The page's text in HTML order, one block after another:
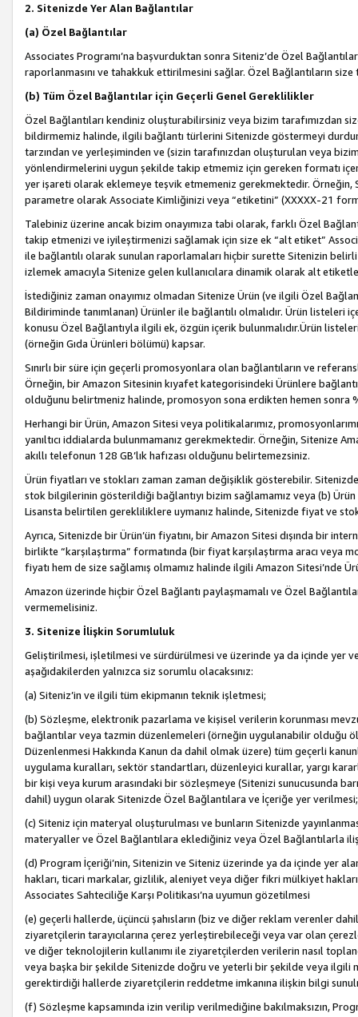
2. Sitenizde Yer Alan Bağlantılar
(a) Özel Bağlantılar
Associates Programı’na başvurduktan sonra Siteniz’de Özel
raporlanmasını ve tahakkuk ettirilmesini sağlar. Özel Bağlantıların
(b) Tüm Özel Bağlantılar için Geçerli Genel Gereklilikler
Özel Bağlantıları kendiniz oluşturabilirsiniz veya bizim tarafımızdan
bildirmemiz halinde, ilgili bağlantı türlerini Sitenizde göstermeyi
tarzından ve yerleşiminden ve (sizin tarafınızdan oluşturulan veya
yönlendirmelerini uygun şekilde takip etmemiz için gereken formatı
yer işareti olarak eklemeye teşvik etmemeniz gerekmektedir. Örneğin,
parametre olarak Associate Kimliğinizi veya “etiketini” (XXXXX-21
Talebiniz üzerine ancak bizim onayımıza tabi olarak, farklı Özel
takip etmenizi ve iyileştirmenizi sağlamak için size ek “alt etiket”
ile bağlantılı olarak sunulan raporlamaları hiçbir surette Sitenizin belirli
izlemek amacıyla Sitenize gelen kullanıcılara dinamik olarak alt
İstediğiniz zaman onayımız olmadan Sitenize Ürün (ve ilgili Özel
Bildiriminde tanımlanan) Ürünler ile bağlantılı olmalıdır. Ürün listeleri
konusu Özel Bağlantıyla ilgili ek, özgün içerik bulunmalıdır.Ürün
(örneğin Gıda Ürünleri bölümü) kapsar.
Sınırlı bir süre için geçerli promosyonlara olan bağlantıların ve
Örneğin, bir Amazon Sitesinin kıyafet kategorisindeki Ürünlere
olduğunu belirtmeniz halinde, promosyon sona erdikten hemen sonra
Herhangi bir Ürün, Amazon Sitesi veya politikalarımız,
yanıltıcı iddialarda bulunmamanız gerekmektedir. Örneğin, Sitenize
akıllı telefonun 128 GB’lık hafızası olduğunu belirtemezsiniz.
Ürün fiyatları ve stokları zaman zaman değişiklik gösterebilir.
stok bilgilerinin gösterildiği bağlantıyı bizim sağlamamız veya (b)
Lisansta belirtilen gerekliliklere uymanız halinde, Sitenizde fiyat ve
Ayrıca, Sitenizde bir Ürün’ün fiyatını, bir Amazon Sitesi dışında bir
birlikte “karşılaştırma” formatında (bir fiyat karşılaştırma aracı veya
fiyatı hem de size sağlamış olmamız halinde ilgili Amazon Sitesi’nde
Amazon üzerinde hiçbir Özel Bağlantı paylaşmamalı ve Özel
vermemelisiniz.
3. Sitenize İlişkin Sorumluluk
Geliştirilmesi, işletilmesi ve sürdürülmesi ve üzerinde ya da içinde yer
aşağıdakilerden yalnızca siz sorumlu olacaksınız:
(a) Siteniz’in ve ilgili tüm ekipmanın teknik işletmesi;
(b) Sözleşme, elektronik pazarlama ve kişisel verilerin korunması
bağlantılar veya tazmin düzenlemeleri (örneğin uygulanabilir olduğu
Düzenlenmesi Hakkında Kanun da dahil olmak üzere) tüm geçerli
uygulama kuralları, sektör standartları, düzenleyici kurallar, yargı
bir kişi veya kurum arasındaki bir sözleşmeye (Sitenizi sunucusunda
dahil) uygun olarak Sitenizde Özel Bağlantılara ve İçeriğe yer verilmesi;
(c) Siteniz için materyal oluşturulması ve bunların Sitenizde
materyaller ve Özel Bağlantılara eklediğiniz veya Özel Bağlantılarla
(d) Program İçeriği’nin, Sitenizin ve Siteniz üzerinde ya da içinde yer
hakları, ticari markalar, gizlilik, aleniyet veya diğer fikri mülkiyet
Associates Sahteciliğe Karşı Politikası’na uyumun gözetilmesi
(e) geçerli hallerde, üçüncü şahısların (biz ve diğer reklam verenler
ziyaretçilerin tarayıcılarına çerez yerleştirebileceği veya var olan
ve diğer teknolojilerin kullanımı ile ziyaretçilerden verilerin nasıl
veya başka bir şekilde Sitenizde doğru ve yeterli bir şekilde veya ilgili
gerektirdiği hallerde ziyaretçilerin reddetme imkanına ilişkin bilgi
(f) Sözleşme kapsamında izin verilip verilmediğine bakılmaksızın,